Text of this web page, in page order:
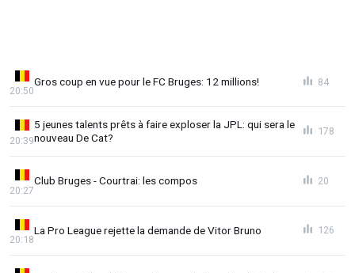
Gros coup en vue pour le FC Bruges: 12 millions!
20:50
84
5 jeunes talents prêts à faire exploser la JPL: qui sera le
nouveau De Cat?
20:39
178
Club Bruges - Courtrai: les compos
20:27
20
La Pro League rejette la demande de Vitor Bruno
20:18
126